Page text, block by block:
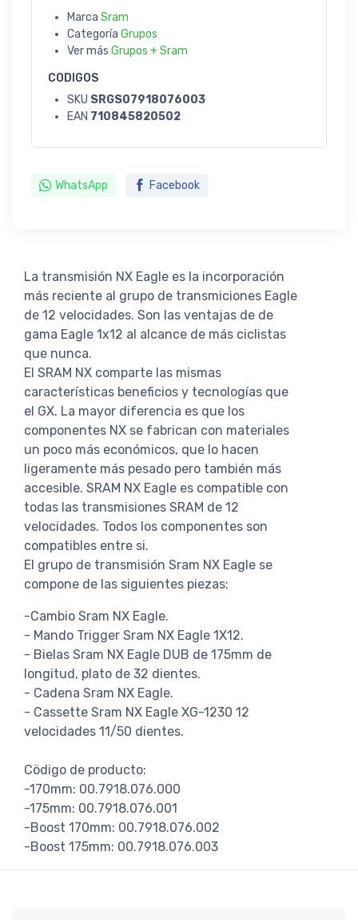
Marca Sram
Categoría Grupos
Ver más Grupos + Sram
CODIGOS
SKU SRGS07918076003
EAN 710845820502
WhatsApp Facebook
La transmisión NX Eagle es la incorporación
más reciente al grupo de transmiciones Eagle
de 12 velocidades. Son las ventajas de de
gama Eagle 1x12 al alcance de más ciclistas
que nunca.
El SRAM NX comparte las mismas
características beneficios y tecnologías que
el GX. La mayor diferencia es que los
componentes NX se fabrican con materiales
un poco más económicos, que lo hacen
ligeramente más pesado pero también más
accesible. SRAM NX Eagle es compatible con
todas las transmisiones SRAM de 12
velocidades. Todos los componentes son
compatibles entre si.
El grupo de transmisión Sram NX Eagle se
compone de las siguientes piezas:
-Cambio Sram NX Eagle.
- Mando Trigger Sram NX Eagle 1X12.
- Bielas Sram NX Eagle DUB de 175mm de
longitud, plato de 32 dientes.
- Cadena Sram NX Eagle.
- Cassette Sram NX Eagle XG-1230 12
velocidades 11/50 dientes.
Cödigo de producto:
-170mm: 00.7918.076.000
-175mm: 00.7918.076.001
-Boost 170mm: 00.7918.076.002
-Boost 175mm: 00.7918.076.003